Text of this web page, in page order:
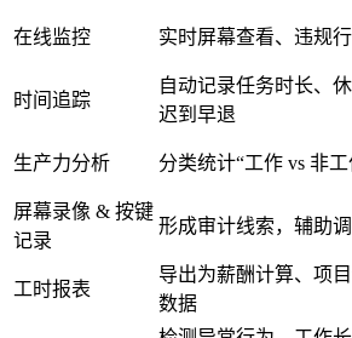
在线监控 实时屏幕查看、违规
时间追踪
自动记录任务时长、休
迟到早退
生产力分析 分类统计“工作 vs 非
屏幕录像 & 按键
记录
形成审计线索，辅助
工时报表
导出为薪酬计算、项
数据